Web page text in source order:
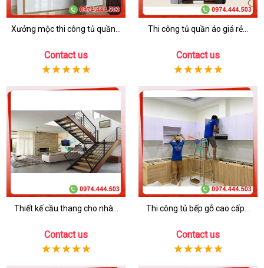
Xưởng mộc thi công tủ quần...
Contact us
Thi công tủ quần áo giá rẻ...
Contact us
Thiết kế cầu thang cho nhà...
Contact us
Thi công tủ bếp gỗ cao cấp...
Contact us